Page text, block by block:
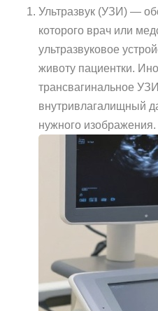
Ультразвук (УЗИ) —
которого врач или
ультразвуковое
животу пациентки.
трансвагинальное
внутривлагалищный
нужного изображения.